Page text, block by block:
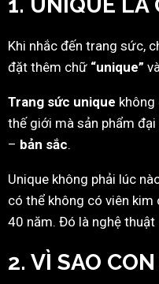
Khi nhắc đến trang sức,
đặt thêm chữ “unique”
Trang sức unique không
thế giới mà sản phẩm
– bản sắc.
Unique không phải lúc
có thể không có viên
40 năm. Đó là nghệ thuật
2. VÌ SAO